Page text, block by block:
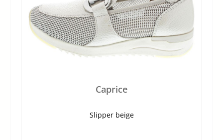
Caprice
Slipper beige